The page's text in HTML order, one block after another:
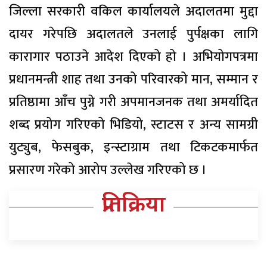
जिल्ला सरकारी वकिल कार्यालयले अदालतमा मुद्दा
दायर गरेपछि अदालतले उनलाई पुर्पक्षका लागि
कारागार पठाउने आदेश दिएको हो । अभियोगपत्रमा
प्रधानमन्त्री शाह तथा उनको परिवारको मान, सम्मान र
प्रतिष्ठामा आँच पुग्ने गरी अपमानजनक तथा अमर्यादित
शब्द प्रयोग गरिएको भिडियो, स्टाटस र अन्य सामग्री
युट्युब, फेसबुक, इन्स्टाग्राम तथा टिकटकमार्फत
प्रसारण गरेको आरोप उल्लेख गरिएको छ ।
प्रतिक्रिया